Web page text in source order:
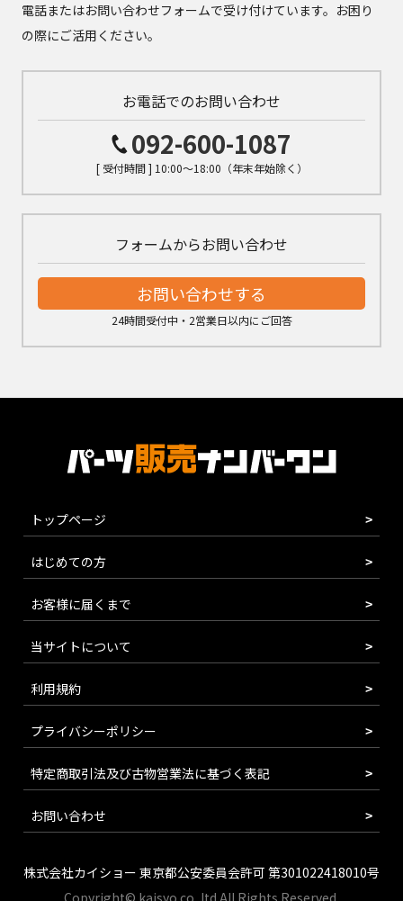
電話またはお問い合わせフォームで受け付けています。お困り
の際にご活用ください。
お電話でのお問い合わせ
092-600-1087
[ 受付時間 ] 10:00～18:00（年末年始除く）
フォームからお問い合わせ
お問い合わせする
24時間受付中・2営業日以内にご回答
トップページ
はじめての方
お客様に届くまで
当サイトについて
利用規約
プライバシーポリシー
特定商取引法及び古物営業法に基づく表記
お問い合わせ
株式会社カイショー 東京都公安委員会許可 第301022418010号